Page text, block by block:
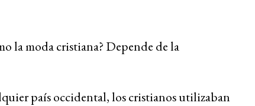
la moda cristiana? Depende de la
país occidental, los cristianos utilizaban